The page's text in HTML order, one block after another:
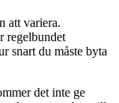
att variera.
regelbundet
snart du måste byta
det inte ge